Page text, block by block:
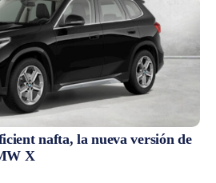
nafta, la nueva versión de
X